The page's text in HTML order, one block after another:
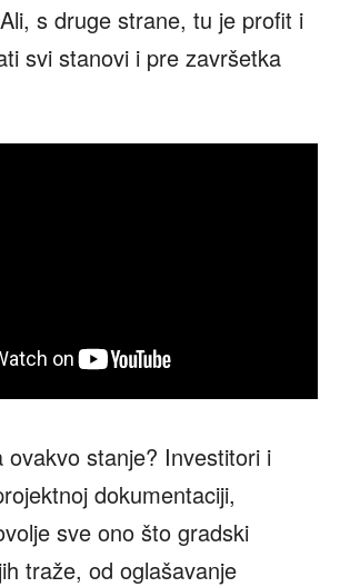
s druge strane, tu je profit i
svi stanovi i pre završetka
ovakvo stanje? Investitori i
dokumentaciji,
sve ono što gradski
traže, od oglašavanje